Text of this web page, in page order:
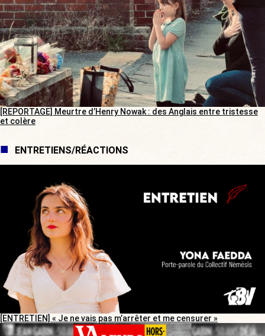
[REPORTAGE] Meurtre d’Henry Nowak : des Anglais entre tristesse
et colère
ENTRETIENS/RÉACTIONS
[ENTRETIEN] « Je ne vais pas m’arrêter et me censurer »